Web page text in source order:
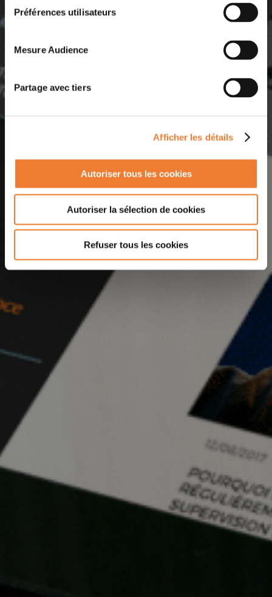
Préférences utilisateurs
Mesure Audience
Partage avec tiers
Afficher les détails
Autoriser tous les cookies
Autoriser la sélection de cookies
Refuser tous les cookies